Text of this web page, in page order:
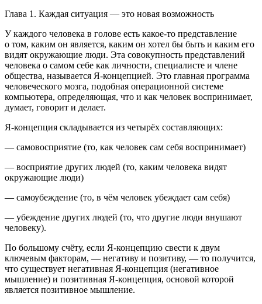
Глава 1. Каждая ситуация — это новая возможность
У каждого человека в голове есть какое-то представление
о том, каким он является, каким он хотел бы быть и каким его
видят окружающие люди. Эта совокупность представлений
человека о самом себе как личности, специалисте и члене
общества, называется Я-концепцией. Это главная программа
человеческого мозга, подобная операционной системе
компьютера, определяющая, что и как человек воспринимает,
думает, говорит и делает.
Я-концепция складывается из четырёх составляющих:
— самовосприятие (то, как человек сам себя воспринимает)
— восприятие других людей (то, каким человека видят
окружающие люди)
— самоубеждение (то, в чём человек убеждает сам себя)
— убеждение других людей (то, что другие люди внушают
человеку).
По большому счёту, если Я-концепцию свести к двум
ключевым факторам, — негативу и позитиву, — то получится,
что существует негативная Я-концепция (негативное
мышление) и позитивная Я-концепция, основой которой
является позитивное мышление.